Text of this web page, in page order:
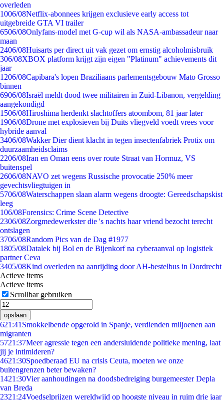
overleden
1006/08Netflix-abonnees krijgen exclusieve early access tot
uitgebreide GTA VI trailer
6506/08Onlyfans-model met G-cup wil als NASA-ambassadeur naar
maan
2406/08Huisarts per direct uit vak gezet om ernstig alcoholmisbruik
306/08XBOX platform krijgt zijn eigen "Platinum" achievements dit
jaar
1206/08Capibara's lopen Braziliaans parlementsgebouw Mato Grosso
binnen
6906/08Israël meldt dood twee militairen in Zuid-Libanon, vergelding
aangekondigd
1506/08Hiroshima herdenkt slachtoffers atoombom, 81 jaar later
1906/08Drone met explosieven bij Duits vliegveld voedt vrees voor
hybride aanval
3406/08Wakker Dier dient klacht in tegen insectenfabriek Protix om
duurzaamheidsclaims
2206/08Iran en Oman eens over route Straat van Hormuz, VS
buitenspel
2606/08NAVO zet wegens Russische provocatie 250% meer
gevechtsvliegtuigen in
5706/08Waterschappen slaan alarm wegens droogte: Gereedschapskist
leeg
106/08Forensics: Crime Scene Detective
2306/08Zorgmedewerkster die 's nachts haar vriend bezocht terecht
ontslagen
3706/08Random Pics van de Dag #1977
1805/08Datalek bij Bol en de Bijenkorf na cyberaanval op logistiek
partner Ceva
3405/08Kind overleden na aanrijding door AH-bestelbus in Dordrecht
Actieve items
Actieve items
Scrollbar gebruiken
opslaan
621:41 Smokkelbende opgerold in Spanje, verdienden miljoenen aan
migranten
5721:37Meer agressie tegen een andersluidende politieke mening, laat
jij je intimideren?
4621:30Spoedberaad EU na crisis Ceuta, moeten we onze
buitengrenzen beter bewaken?
1421:30Vier aanhoudingen na doodsbedreiging burgemeester Depla
van Breda
2321:24Voedselprijzen wereldwijd op hoogste niveau in ruim drie jaar